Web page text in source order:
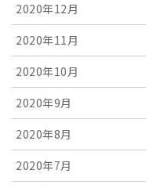
2020年12月
2020年11月
2020年10月
2020年9月
2020年8月
2020年7月